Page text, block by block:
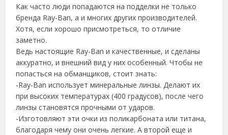
Как часто люди попадаются на подделки не только
бренда Ray-Ban, а и многих других производителей.
Хотя, если хорошо присмотреться, то отличие
заметно.
Ведь настоящие Ray-Ban и качественные, и сделаны
аккуратно, и внешний вид у них особенный. Чтобы не
попасться на обманщиков, стоит знать:
-Ray-Ban использует минеральные линзы. Делают их
при высоких температурах (400 градусов), после чего
линзы становятся прочными от ударов.
-Изготовляют эти очки из поликарбоната или титана,
благодаря чему они очень легкие. А второй еще и